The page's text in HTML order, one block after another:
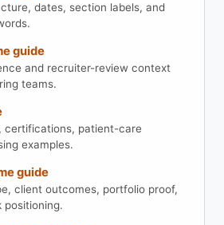
dates, section labels, and
guide
and recruiter-review context
teams.
certifications, patient-care
examples.
guide
client outcomes, portfolio proof,